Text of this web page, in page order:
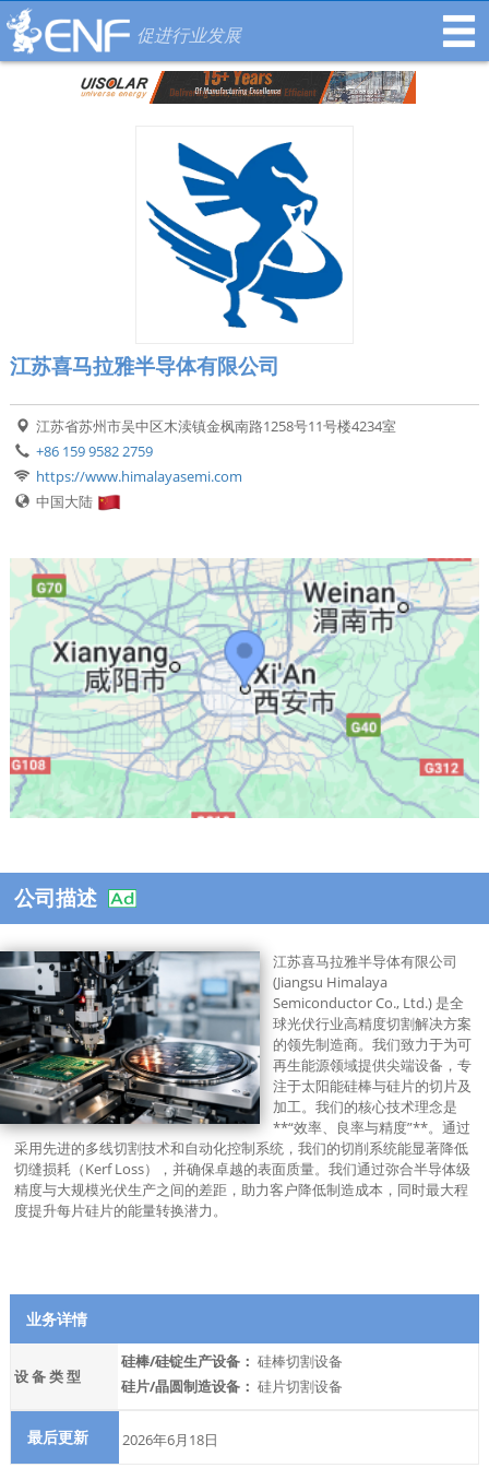
促进行业发展
江苏喜马拉雅半导体有限公司
江苏省苏州市吴中区木渎镇金枫南路1258号11号楼4234室
+86 159 9582 2759
https://www.himalayasemi.com
中国大陆
公司描述
江苏喜马拉雅半导体有限公司
(Jiangsu Himalaya
Semiconductor Co., Ltd.) 是全
球光伏行业高精度切割解决方案
的领先制造商。我们致力于为可
再生能源领域提供尖端设备，专
注于太阳能硅棒与硅片的切片及
加工。我们的核心技术理念是
**“效率、良率与精度”**。通过
采用先进的多线切割技术和自动化控制系统，我们的切削系统能显著降低
切缝损耗（Kerf Loss），并确保卓越的表面质量。我们通过弥合半导体级
精度与大规模光伏生产之间的差距，助力客户降低制造成本，同时最大程
度提升每片硅片的能量转换潜力。
业务详情
设 备 类 型
硅棒/硅锭生产设备： 硅棒切割设备
硅片/晶圆制造设备： 硅片切割设备
最后更新 2026年6月18日